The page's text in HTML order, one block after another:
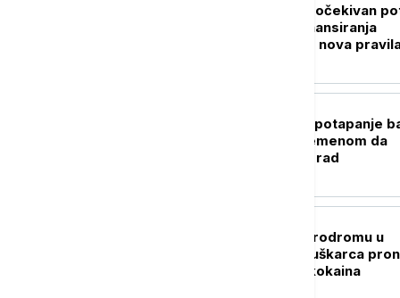
Brisel povukao neočekivan
Menja se način finansiranja
odbrane Ukrajine, nova
Rumunija odložila potapanje
Dunav, trka sa vremenom da
nuklearka nastavi rad
Carinski psi na aerodromu u
Diseldorfu kod muškarca
devet kilograma kokaina